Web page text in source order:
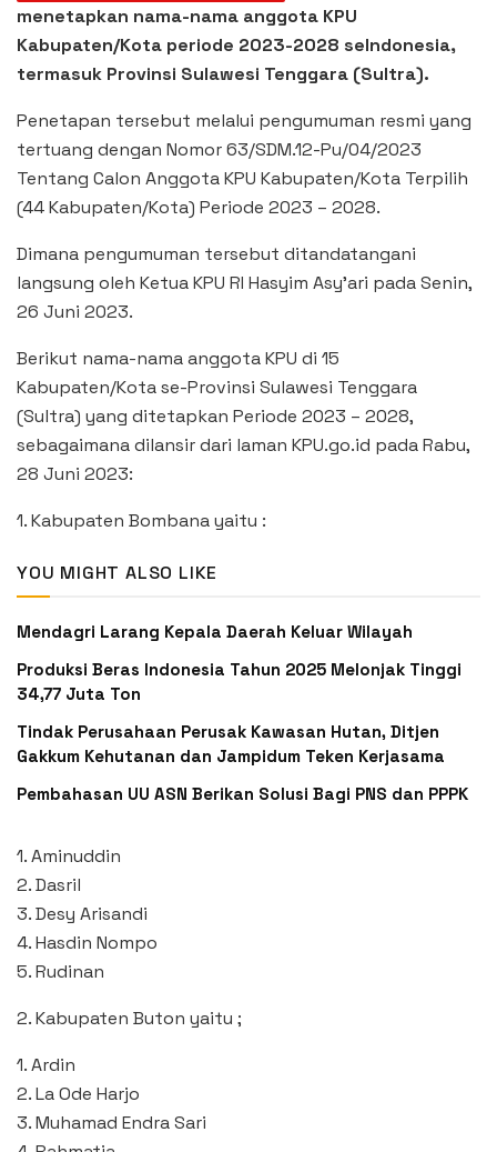
menetapkan nama-nama anggota KPU
Kabupaten/Kota periode 2023-2028 seIndonesia,
termasuk Provinsi Sulawesi Tenggara (Sultra).
Penetapan tersebut melalui pengumuman resmi yang
tertuang dengan Nomor 63/SDM.12-Pu/04/2023
Tentang Calon Anggota KPU Kabupaten/Kota Terpilih
(44 Kabupaten/Kota) Periode 2023 – 2028.
Dimana pengumuman tersebut ditandatangani
langsung oleh Ketua KPU RI Hasyim Asy’ari pada Senin,
26 Juni 2023.
Berikut nama-nama anggota KPU di 15
Kabupaten/Kota se-Provinsi Sulawesi Tenggara
(Sultra) yang ditetapkan Periode 2023 – 2028,
sebagaimana dilansir dari laman KPU.go.id pada Rabu,
28 Juni 2023:
1. Kabupaten Bombana yaitu :
YOU MIGHT ALSO LIKE
Mendagri Larang Kepala Daerah Keluar Wilayah
Produksi Beras Indonesia Tahun 2025 Melonjak Tinggi
34,77 Juta Ton
Tindak Perusahaan Perusak Kawasan Hutan, Ditjen
Gakkum Kehutanan dan Jampidum Teken Kerjasama
Pembahasan UU ASN Berikan Solusi Bagi PNS dan PPPK
1. Aminuddin
2. Dasril
3. Desy Arisandi
4. Hasdin Nompo
5. Rudinan
2. Kabupaten Buton yaitu ;
1. Ardin
2. La Ode Harjo
3. Muhamad Endra Sari